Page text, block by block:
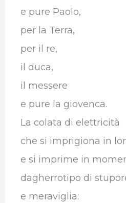
e pure Paolo,
per la Terra,
per il re,
il duca,
il messere
e pure la giovenca.
La colata di elettricità
che si imprigiona in
e si imprime in
dagherrotipo di
e meraviglia: